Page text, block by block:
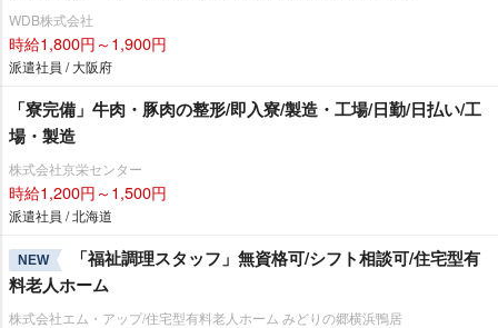
WDB株式会社
時給1,800円～1,900円
派遣社員 / 大阪府
「寮完備」牛肉・豚肉の整形/即入寮/製造・工場/日勤/日払い/工
場・製造
株式会社京栄センター
時給1,200円～1,500円
派遣社員 / 北海道
NEW
「福祉調理スタッフ」無資格可/シフト相談可/住宅型有
料老人ホーム
株式会社エム・アップ/住宅型有料老人ホーム みどりの郷横浜鴨居